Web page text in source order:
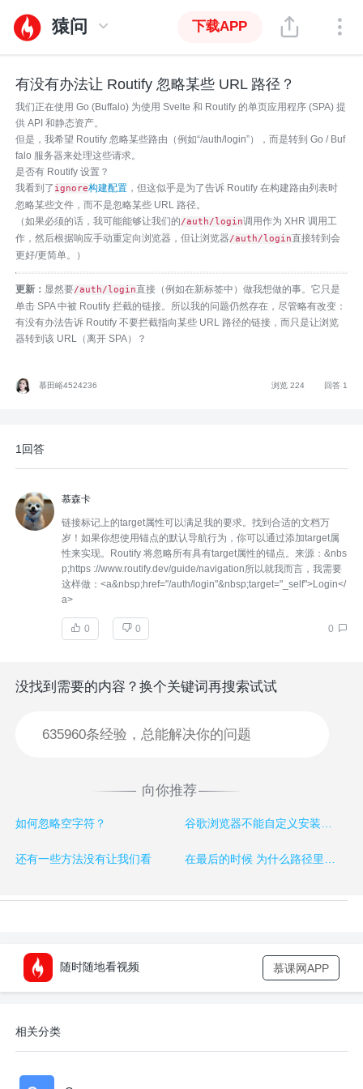
猿问 下载APP
有没有办法让 Routify 忽略某些 URL 路径？
我们正在使用 Go (Buffalo) 为使用 Svelte 和 Routify 的单页应用程序 (SPA) 提
供 API 和静态资产。
但是，我希望 Routify 忽略某些路由（例如“/auth/login”），而是转到 Go / Buf
falo 服务器来处理这些请求。
是否有 Routify 设置？
我看到了 ignore构建配置 ，但这似乎是为了告诉 Routify 在构建路由列表时
忽略某些文件，而不是忽略某些 URL 路径。
（如果必须的话，我可能能够让我们的/auth/login调用作为 XHR 调用工
作，然后根据响应手动重定向浏览器，但让浏览器/auth/login直接转到会
更好/更简单。）
更新： 显然要/auth/login直接（例如在新标签中）做我想做的事。它只是
单击 SPA 中被 Routify 拦截的链接。所以我的问题仍然存在，尽管略有改变：
有没有办法告诉 Routify 不要拦截指向某些 URL 路径的链接，而只是让浏览
器转到该 URL（离开 SPA）？
慕田峪4524236 浏览 224 回答 1
1回答
慕森卡
链接标记上的target属性可以满足我的要求。找到合适的文档万
岁！如果你想使用锚点的默认导航行为，你可以通过添加target属
性来实现。Routify 将忽略所有具有target属性的锚点。来源：&nbs
p;https ://www.routify.dev/guide/navigation所以就我而言，我需要
这样做：<a&nbsp;href="/auth/login"&nbsp;target="_self">Login</
a>
0 0 0
没找到需要的内容？换个关键词再搜索试试
向你推荐
如何忽略空字符？ 谷歌浏览器不能自定义安装路径，老是安装到我的C盘，我C盘都满了，有没有什么办法修改缓存路径啊？
还有一些方法没有让我们看
随时随地看视频 慕课网APP
相关分类